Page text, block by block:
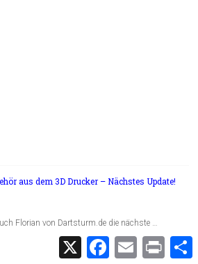
aus dem 3D Drucker – Nächstes Update!
Florian von Dartsturm.de die nächste …
X
F
E
m
P